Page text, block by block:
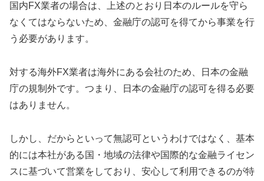
国内FX業者の場合は、上述のとおり日本のルールを守ら
なくてはならないため、金融庁の認可を得てから事業を行
う必要があります。
対する海外FX業者は海外にある会社のため、日本の金融
庁の規制外です。つまり、日本の金融庁の認可を得る必要
はありません。
しかし、だからといって無認可というわけではなく、基本
的には本社がある国・地域の法律や国際的な金融ライセン
スに基づいて営業をしており、安心して利用できるのが特